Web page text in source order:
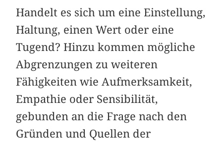
Handelt es sich um eine Einstellung,
Haltung, einen Wert oder eine
Tugend? Hinzu kommen mögliche
Abgrenzungen zu weiteren
Fähigkeiten wie Aufmerksamkeit,
Empathie oder Sensibilität,
gebunden an die Frage nach den
Gründen und Quellen der